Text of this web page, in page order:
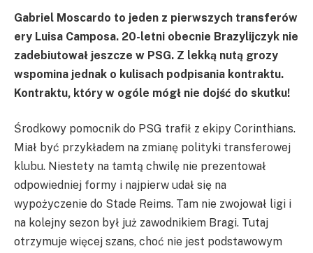
Gabriel Moscardo to jeden z pierwszych transferów
ery Luisa Camposa. 20-letni obecnie Brazylijczyk nie
zadebiutował jeszcze w PSG. Z lekką nutą grozy
wspomina jednak o kulisach podpisania kontraktu.
Kontraktu, który w ogóle mógł nie dojść do skutku!
Środkowy pomocnik do PSG trafił z ekipy Corinthians.
Miał być przykładem na zmianę polityki transferowej
klubu. Niestety na tamtą chwilę nie prezentował
odpowiedniej formy i najpierw udał się na
wypożyczenie do Stade Reims. Tam nie zwojował ligi i
na kolejny sezon był już zawodnikiem Bragi. Tutaj
otrzymuje więcej szans, choć nie jest podstawowym